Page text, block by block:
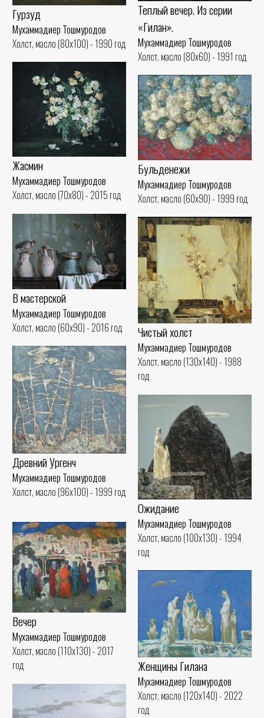
Теплый вечер. Из серии
«Гилан».
Мухаммадиер Тошмуродов
Холст, масло (80x60) - 1991 год
Гурзуд
Мухаммадиер Тошмуродов
Холст, масло (80x100) - 1990 год
Жасмин
Мухаммадиер Тошмуродов
Холст, масло (70x80) - 2015 год
Бульденежи
Мухаммадиер Тошмуродов
Холст, масло (60x90) - 1999 год
В мастерской
Мухаммадиер Тошмуродов
Холст, масло (60x90) - 2016 год
Чистый холст
Мухаммадиер Тошмуродов
Холст, масло (130x140) - 1988
год
Древний Ургенч
Мухаммадиер Тошмуродов
Холст, масло (96x100) - 1999 год
Ожидание
Мухаммадиер Тошмуродов
Холст, масло (100x130) - 1994
год
Вечер
Мухаммадиер Тошмуродов
Холст, масло (110x130) - 2017
год
Женщины Гилана
Мухаммадиер Тошмуродов
Холст, масло (120x140) - 2022
год